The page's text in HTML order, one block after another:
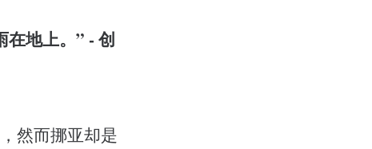
在地上。” - 创
然而挪亚却是